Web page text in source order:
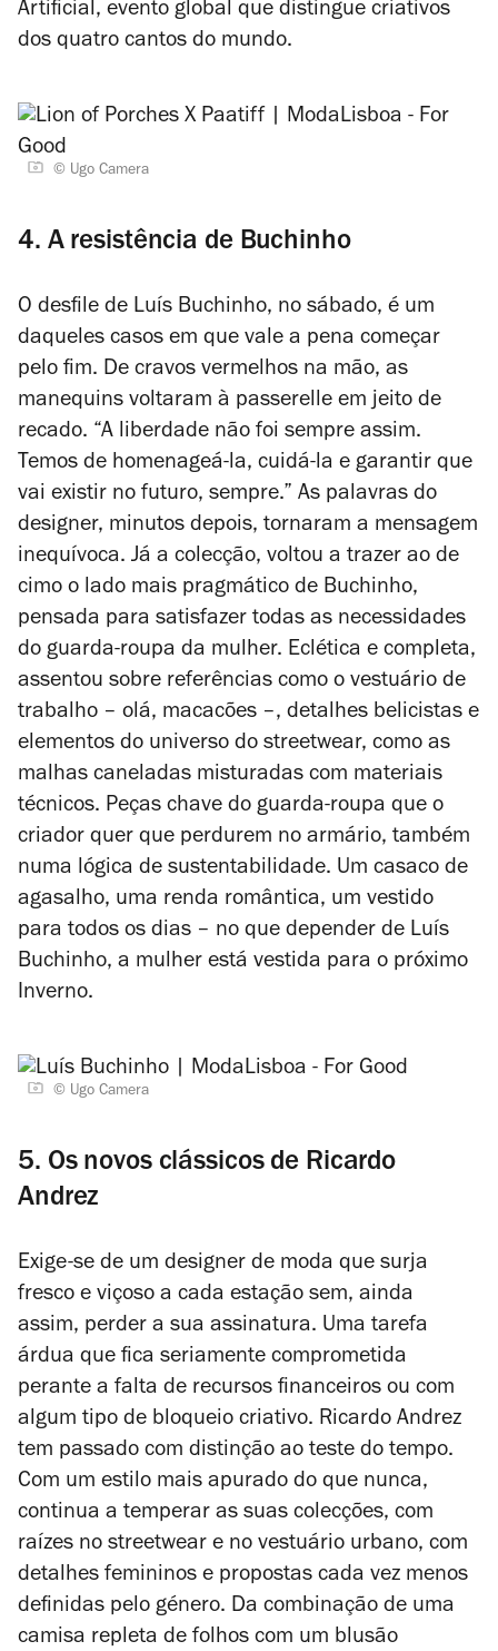
Artificial, evento global que distingue criativos
dos quatro cantos do mundo.
© Ugo Camera
4. A resistência de Buchinho
O desfile de Luís Buchinho, no sábado, é um
daqueles casos em que vale a pena começar
pelo fim. De cravos vermelhos na mão, as
manequins voltaram à passerelle em jeito de
recado. “A liberdade não foi sempre assim.
Temos de homenageá-la, cuidá-la e garantir que
vai existir no futuro, sempre.” As palavras do
designer, minutos depois, tornaram a mensagem
inequívoca. Já a colecção, voltou a trazer ao de
cimo o lado mais pragmático de Buchinho,
pensada para satisfazer todas as necessidades
do guarda-roupa da mulher. Eclética e completa,
assentou sobre referências como o vestuário de
trabalho – olá, macacões –, detalhes belicistas e
elementos do universo do streetwear, como as
malhas caneladas misturadas com materiais
técnicos. Peças chave do guarda-roupa que o
criador quer que perdurem no armário, também
numa lógica de sustentabilidade. Um casaco de
agasalho, uma renda romântica, um vestido
para todos os dias – no que depender de Luís
Buchinho, a mulher está vestida para o próximo
Inverno.
© Ugo Camera
5. Os novos clássicos de Ricardo
Andrez
Exige-se de um designer de moda que surja
fresco e viçoso a cada estação sem, ainda
assim, perder a sua assinatura. Uma tarefa
árdua que fica seriamente comprometida
perante a falta de recursos financeiros ou com
algum tipo de bloqueio criativo. Ricardo Andrez
tem passado com distinção ao teste do tempo.
Com um estilo mais apurado do que nunca,
continua a temperar as suas colecções, com
raízes no streetwear e no vestuário urbano, com
detalhes femininos e propostas cada vez menos
definidas pelo género. Da combinação de uma
camisa repleta de folhos com um blusão